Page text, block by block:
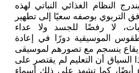
النظام الغذائي النباتي لهذه
التربوي بوصفه سعيًا إلى تطهير
لا رفضًا للجسد ولا عداء
الموسيقية دورًا في إعادة
إيقاع ينسجم مع تصورهم لموسيقى
السياق أن التعليم لم يقتصر على
أيضًا، كما تشهد على ذلك أسماء